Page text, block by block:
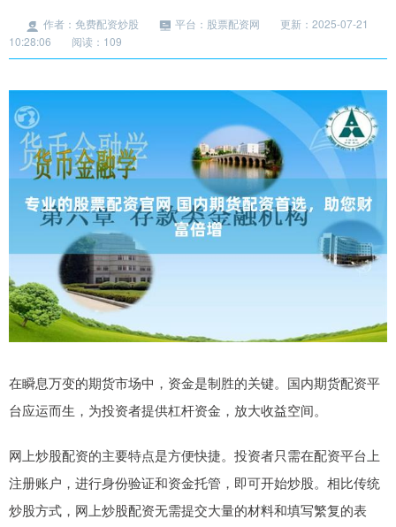
作者：免费配资炒股 平台：股票配资网
更新：2025-07-21
10:28:06
阅读：109
在瞬息万变的期货市场中，资金是制胜的关键。国内期货配资平
台应运而生，为投资者提供杠杆资金，放大收益空间。
网上炒股配资的主要特点是方便快捷。投资者只需在配资平台上
注册账户，进行身份验证和资金托管，即可开始炒股。相比传统
炒股方式，网上炒股配资无需提交大量的材料和填写繁复的表